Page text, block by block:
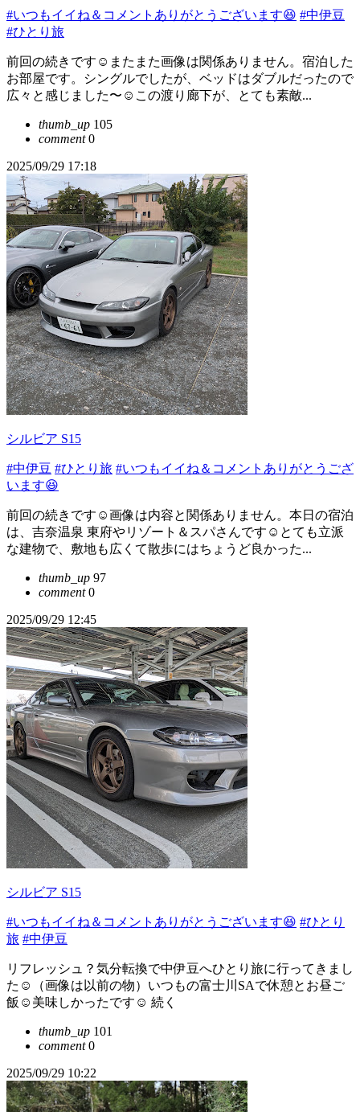
#いつもイイね＆コメントありがとうございます😆 #中伊豆
#ひとり旅
前回の続きです☺またまた画像は関係ありません。宿泊した
お部屋です。シングルでしたが、ベッドはダブルだったので
広々と感じました〜☺この渡り廊下が、とても素敵...
thumb_up 105
comment0
2025/09/29 17:18
シルビア S15
#中伊豆 #ひとり旅 #いつもイイね＆コメントありがとうござ
います😆
前回の続きです☺画像は内容と関係ありません。本日の宿泊
は、吉奈温泉 東府やリゾート＆スパさんです☺とても立派
な建物で、敷地も広くて散歩にはちょうど良かった...
thumb_up 97
comment0
2025/09/29 12:45
シルビア S15
#いつもイイね＆コメントありがとうございます😆 #ひとり
旅 #中伊豆
リフレッシュ？気分転換で中伊豆へひとり旅に行ってきまし
た☺（画像は以前の物）いつもの富士川SAで休憩とお昼ご
飯☺美味しかったです☺ 続く
thumb_up 101
comment0
2025/09/29 10:22